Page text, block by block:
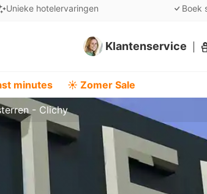
Unieke hotelervaringen Boek
Klantenservice
minutes ☀️ Zomer Sale
- Clichy